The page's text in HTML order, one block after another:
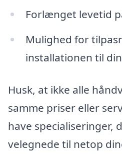
Forlænget levetid
Mulighed for
installationen til
Husk, at ikke alle
samme priser eller
have specialiseringer,
velegnede til netop